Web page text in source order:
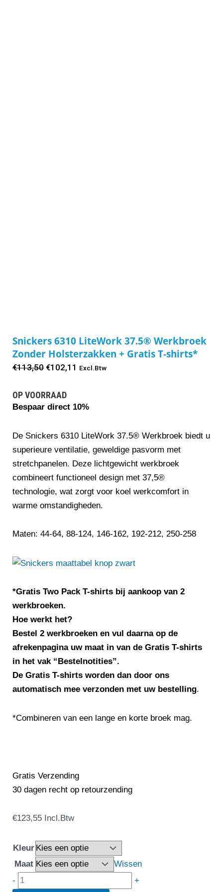
Snickers 6310 LiteWork 37.5® Werkbroek
Zonder Holsterzakken + Gratis T-shirts*
€113,50 Oorspronkelijke
was:
€113,50.
€102,11 Huidige
€102,11.
Excl.Btw
OP VOORRAAD
Bespaar direct 10%
De Snickers 6310 LiteWork 37.5® Werkbroek biedt u
superieure ventilatie, geweldige pasvorm met
stretchpanelen. Deze lichtgewicht werkbroek
combineert functioneel design met 37,5®
technologie, wat zorgt voor koel werkcomfort in
warme omstandigheden.
Maten: 44-64, 88-124, 146-162, 192-212, 250-258
*Gratis Two Pack T-shirts bij aankoop van 2
werkbroeken.
Hoe werkt het?
Bestel 2 werkbroeken en vul daarna op de
afrekenpagina uw maat in van de Gratis T-shirts
in het vak “Bestelnotities”.
De Gratis T-shirts worden dan door ons
automatisch mee verzonden met uw bestelling.
*Combineren van een lange en korte broek mag.
Gratis Verzending
30 dagen recht op retourzending
€123,55 Incl.Btw
Kleur
Maat
Wissen
-
Snickers
LiteWork
37.5®
Werkbroek
Zonder
+